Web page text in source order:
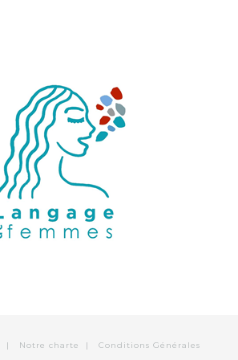
| Notre charte | Conditions Générales